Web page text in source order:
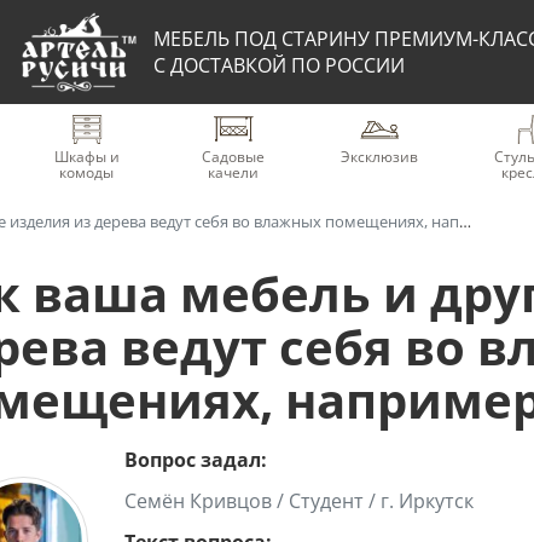
МЕБЕЛЬ ПОД СТАРИНУ ПРЕМИУМ-
С ДОСТАВКОЙ ПО РОССИИ
Шкафы и
комоды
Садовые
качели
Эксклюзив
из дерева ведут себя во влажных помещениях, например в бане?
ваша мебель и
ведут себя во
Вопрос задал:
Семён Кривцов / Студент / г. Иркутск